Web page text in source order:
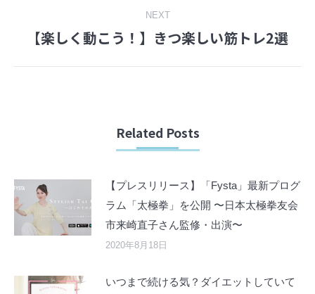
NEXT
Next
【楽しく動こう！】きつ楽しい筋トレ2選
Related Posts
【プレスリリース】「Fysta」最新プログ
ラム「太極拳」を公開 〜日本太極拳友会
市来崎直子さん監修・出演〜
2020年8月18日
いつまで続ける気？ダイエットしていて